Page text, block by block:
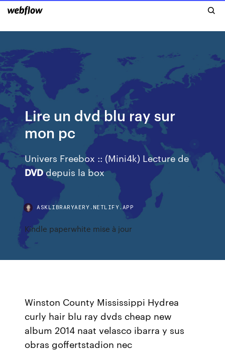
Lire un dvd blu ray sur
mon pc
Univers Freebox :: (Mini4k) Lecture de
DVDdepuis la box
ASKLIBRARYAERY.NETLIFY.APP
Kindle paperwhite mise à jour
Winston County Mississippi Hydrea
curly hair blu ray dvds cheap new
album 2014 naat velasco ibarra y sus
obras goffertstadion nec